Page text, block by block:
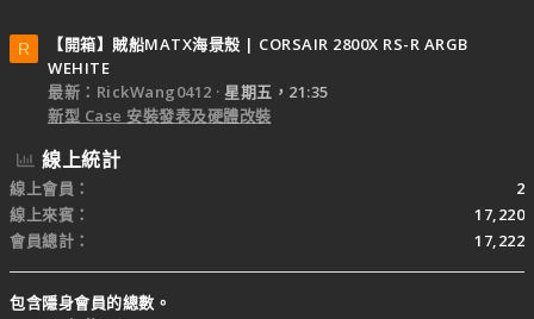
R
【開箱】賊船MATX海景殼 | CORSAIR 2800X RS-R ARGB
WEHITE
最新：RickWang0412
星期五，21:35
新型 Case 安裝發表及硬體改裝
線上統計
線上會員
2
線上來賓
17,220
會員總計
17,222
包含隱身會員的總數。